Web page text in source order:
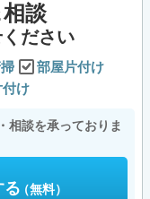
談
ださい
部屋片付け
付け
相談を承っておりま
る（無料）